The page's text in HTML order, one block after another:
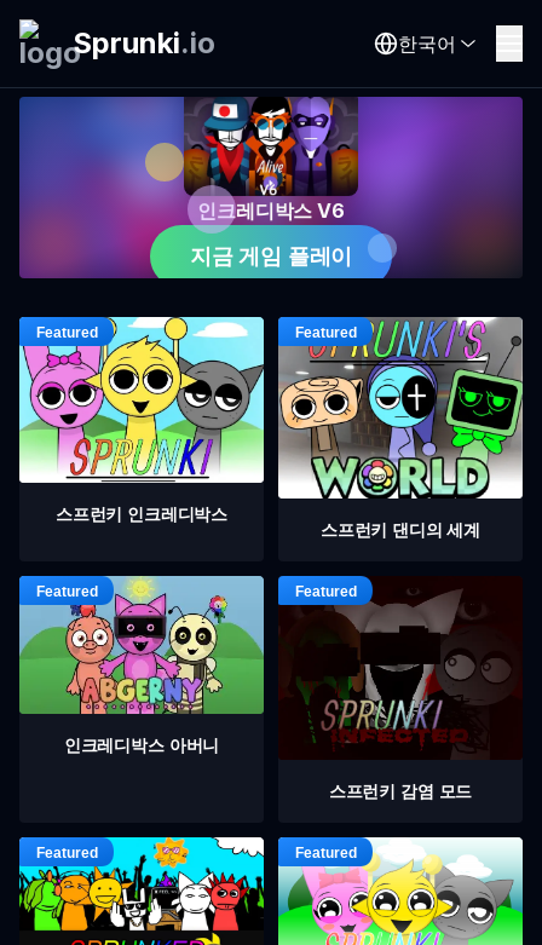
Sprunki.io 한국어
인크레디박스 V6
지금 게임 플레이
스프런키 인크레디박스
스프런키 댄디의 세계
인크레디박스 아버니
스프런키 감염 모드